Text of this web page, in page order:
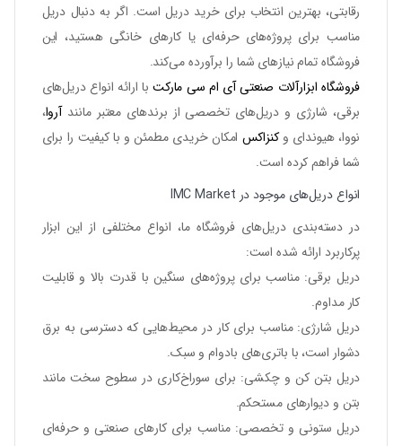
رقابتی، بهترین انتخاب برای خرید دریل است. اگر به دنبال دریل
مناسب برای پروژه‌های حرفه‌ای یا کارهای خانگی هستید، این
فروشگاه تمام نیازهای شما را برآورده می‌کند.
فروشگاه ابزارآلات صنعتی آی ام سی مارکت با ارائه انواعدریل‌های
برقی، شارژی و دریل‌های تخصصی از برندهای معتبر مانندآروا،
نووا، هیوندای وکنزاکس امکان خریدی مطمئن و با کیفیت را برای
شما فراهم کرده است.
انواع دریل‌های موجود در IMC Market
در دسته‌بندی دریل‌های فروشگاه ما، انواع مختلفی از این ابزار
پرکاربرد ارائه شده است:
دریل برقی: مناسب برای پروژه‌های سنگین با قدرت بالا و قابلیت
کار مداوم.
دریل شارژی: مناسب برای کار در محیط‌هایی که دسترسی به برق
دشوار است، با باتری‌های بادوام و سبک.
دریل بتن کن و چکشی: برای سوراخ‌کاری در سطوح سخت مانند
بتن و دیوارهای مستحکم.
دریل ستونی و تخصصی: مناسب برای کارهای صنعتی و حرفه‌ای